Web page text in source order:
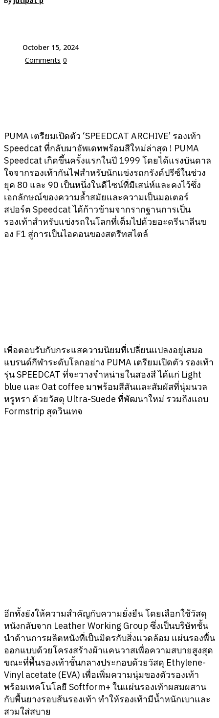
October 15, 2024
Comments 0
PUMA เตรียมเปิดตัว ‘SPEEDCAT ARCHIVE’ รองเท้า
Speedcat ที่กลับมาอัพเดทพร้อมสีใหม่ล่าสุด ! PUMA
Speedcat เกิดขึ้นครั้งแรกในปี 1999 โดยได้แรงบันดาล
ใจจากรองเท้ากันไฟสำหรับนักแข่งรถกรังด์ปรีซ์ในช่วง
ยุค 80 และ 90 เป็นหนึ่งในดีไซน์ที่มีเสน่ห์และคงไว้ซึ่ง
เอกลักษณ์ของความล้ำสมัยและความเป็นมอเตอร์
สปอร์ต Speedcat ได้ก้าวข้ามจากรากฐานการเป็น
รองเท้าสำหรับแข่งรถในโลกที่เต็มไปด้วยอะดรีนาลีนข
อง F1 สู่การเป็นไอคอนของสตรีทสไตล์
เพื่อตอบรับกับกระแสความนิยมที่เปลี่ยนแปลงอยู่เสมอ
แบรนด์กีฬาระดับโลกอย่าง PUMA เตรียมเปิดตัว รองเท้า
รุ่น SPEEDCAT ที่จะวางจำหน่ายในสองสี ได้แก่ Light
blue และ Oat coffee มาพร้อมสีสันและสัมผัสที่นุ่มนวล
หรูหรา ด้วยวัสดุ Ultra-Suede ที่พัฒนาใหม่ รวมถึงแถบ
Formstrip สุดวินเทจ
อีกทั้งยังให้ความสำคัญกับความยั่งยืน โดยเลือกใช้วัสดุ
หนังกลับจาก Leather Working Group ซึ่งเป็นบริษัทชั้น
นำด้านการผลิตหนังที่เป็นมิตรกับสิ่งแวดล้อม แผ่นรองพื้น
ออกแบบด้วยโครงสร้างผ้าแคนวาสเพื่อความสบายสูงสุด
ขณะที่พื้นรองเท้าชั้นกลางประกอบด้วยวัสดุ Ethylene-
Vinyl acetate (EVA) เพื่อเพิ่มความนุ่มของตัวรองเท้า
พร้อมเทคโนโลยี Softform+ ในแผ่นรองเท้าผสมผสาน
กับพื้นยางรอบส้นรองเท้า ทำให้รองเท้ามีน้ำหนักเบาและ
สวมใส่สบาย